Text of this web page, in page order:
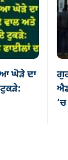
ਘੋੜੇ ਦਾ
’ਚ